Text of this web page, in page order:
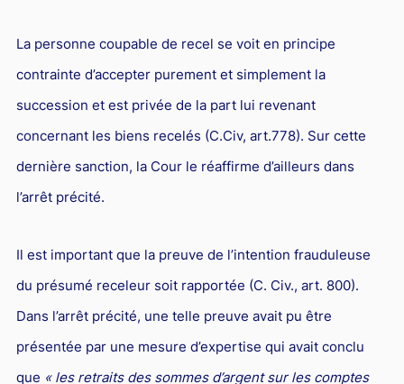
Responsabilité civile
Banque et Assurance
Droit bancaire
Droit de la réparation et du dommage corporel
La personne coupable de recel se voit en principe
contrainte d’accepter purement et simplement la
succession et est privée de la part lui revenant
concernant les biens recelés (C.Civ, art.778). Sur cette
dernière sanction, la Cour le réaffirme d’ailleurs dans
l’arrêt précité.
Il est important que la preuve de l’intention frauduleuse
du présumé receleur soit rapportée (C. Civ., art. 800).
Dans l’arrêt précité, une telle preuve avait pu être
présentée par une mesure d’expertise qui avait conclu
que « les retraits des sommes d’argent sur les comptes